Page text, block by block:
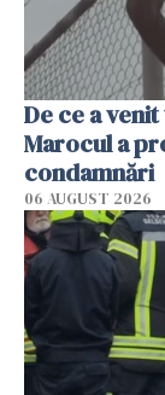
De ce a
Marocul a
condamnări
06 AUGUST 2026